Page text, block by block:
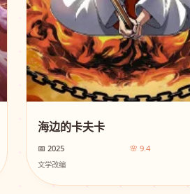
海边的卡夫卡
📅 2025 🌸 9.4
文学改编